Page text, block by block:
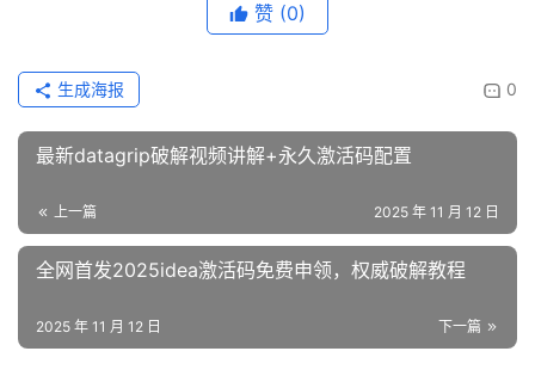
赞 (0)
0
生成海报
最新datagrip破解视频讲解+永久激活码配置
上一篇 2025 年 11 月 12 日
全网首发2025idea激活码免费申领，权威破解教程
下一篇
2025 年 11 月 12 日